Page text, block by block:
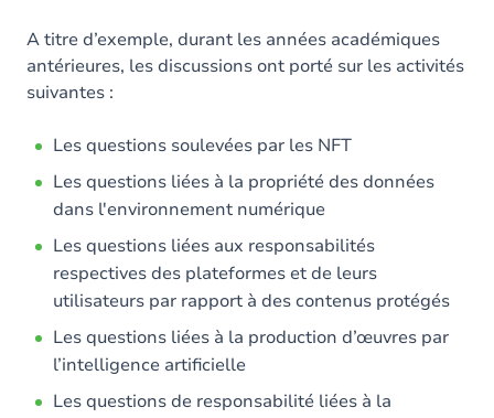
A titre d’exemple, durant les années académiques
antérieures, les discussions ont porté sur les activités
suivantes :
Les questions soulevées par les NFT
Les questions liées à la propriété des données
dans l'environnement numérique
Les questions liées aux responsabilités
respectives des plateformes et de leurs
utilisateurs par rapport à des contenus protégés
Les questions liées à la production d’œuvres par
l’intelligence artificielle
Les questions de responsabilité liées à la